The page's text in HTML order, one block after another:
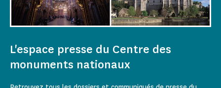
L'espace presse du Centre des
monuments nationaux